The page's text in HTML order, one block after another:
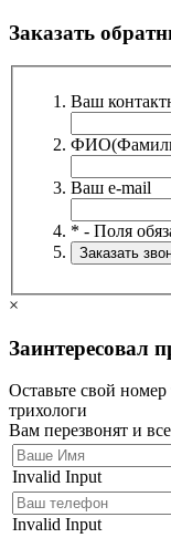
Заказать
Ваш
Ваш e-mail
* - Поля
×
Заинтересовал
Оставьте свой
трихологи
Вам перезвонят и
Invalid Input
Invalid Input